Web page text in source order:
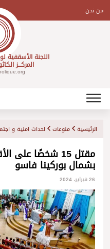
contentمن نحن
اللجنة الأسقفية
المركـــز
الرئيسية منوعات احداث امنية و
مقتل 15 شخصًا
بشمال بوركينا فاسو
26 فبراير، 2024